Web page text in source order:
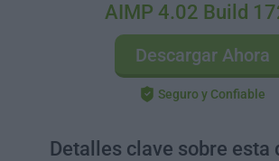
AIMP 4.02 Build
Descargar Ahora
Seguro y Confiable
Detalles clave sobre esta